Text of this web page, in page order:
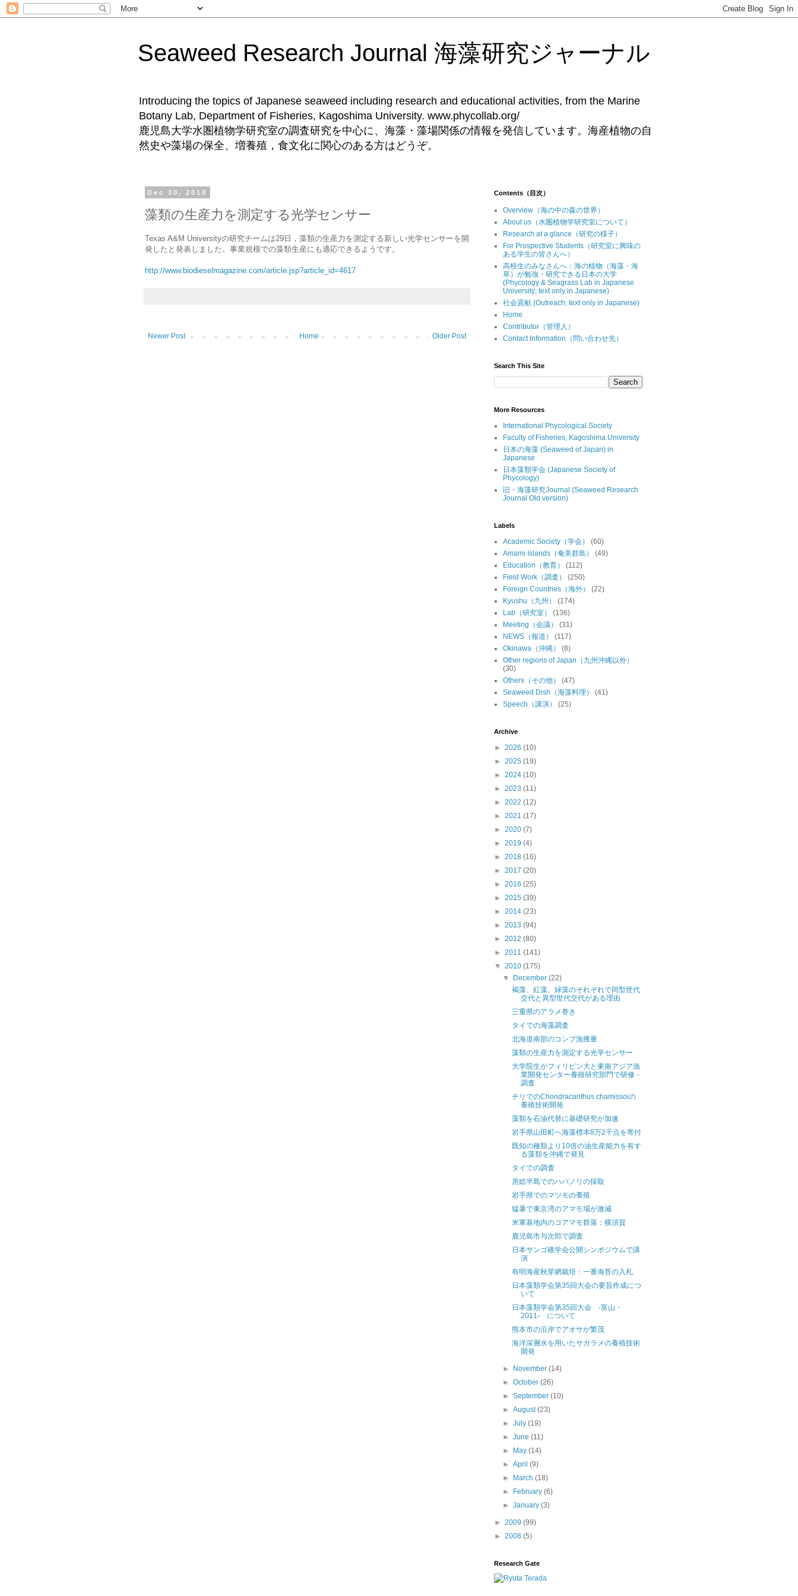
Seaweed Research Journal 海藻研究ジャーナル
Introducing the topics of Japanese seaweed including research and educational activities, from the Marine
Botany Lab, Department of Fisheries, Kagoshima University. www.phycollab.org/
鹿児島大学水圏植物学研究室の調査研究を中心に、海藻・藻場関係の情報を発信しています。海産植物の自
然史や藻場の保全、増養殖，食文化に関心のある方はどうぞ。
Dec 30, 2010
藻類の生産力を測定する光学センサー
Texas A&M Universityの研究チームは29日，藻類の生産力を測定する新しい光学センサーを開
発したと発表しました。事業規模での藻類生産にも適応できるようです。
http://www.biodieselmagazine.com/article.jsp?article_id=4617
Newer Post Older Post
Home
Contents（目次）
Overview（海の中の森の世界）
About us（水圏植物学研究室について）
Research at a glance（研究の様子）
For Prospective Students（研究室に興味の
ある学生の皆さんへ）
高校生のみなさんへ：海の植物（海藻・海
草）が勉強・研究できる日本の大学
(Phycology & Seagrass Lab in Japanese
University; text only in Japanese)
社会貢献 (Outreach; text only in Japanese)
Home
Contributor（管理人）
Contact Information（問い合わせ先）
Search This Site
More Resources
International Phycological Society
Faculty of Fisheries, Kagoshima University
日本の海藻 (Seaweed of Japan) in
Japanese
日本藻類学会 (Japanese Society of
Phycology)
旧・海藻研究Journal (Seaweed Research
Journal Old version)
Labels
Academic Society（学会）
(60)
Amami Islands（奄美群島）
(49)
Education（教育）
(112)
Field Work（調査）
(250)
Foreign Countries（海外）
(22)
Kyushu（九州）
(174)
Lab（研究室）
(136)
Meeting（会議）
(31)
NEWS（報道）
(117)
Okinawa（沖縄）
(8)
Other regions of Japan（九州沖縄以外）
(30)
Others（その他）
(47)
Seaweed Dish（海藻料理）
(41)
Speech（講演）
(25)
Archive
► 2026 (10)
► 2025 (19)
► 2024 (10)
► 2023 (11)
► 2022 (12)
► 2021 (17)
► 2020 (7)
► 2019 (4)
► 2018 (16)
► 2017 (20)
► 2016 (25)
► 2015 (39)
► 2014 (23)
► 2013 (94)
► 2012 (80)
► 2011 (141)
▼ 2010 (175)
▼
December(22)
褐藻、紅藻、緑藻のそれぞれで同型世代
交代と異型世代交代がある理由
三重県のアラメ巻き
タイでの海藻調査
北海道南部のコンブ漁獲量
藻類の生産力を測定する光学センサー
大学院生がフィリピン大と東南アジア漁
業開発センター養殖研究部門で研修・
調査
チリでのChondracanthus chamissoiの
養殖技術開発
藻類を石油代替に基礎研究が加速
岩手県山田町へ海藻標本8万2千点を寄付
既知の種類より10倍の油生産能力を有す
る藻類を沖縄で発見
タイでの調査
房総半島でのハバノリの採取
岩手県でのマツモの養殖
猛暑で東京湾のアマモ場が激減
米軍基地内のコアマモ群落：横須賀
鹿児島市与次郎で調査
日本サンゴ礁学会公開シンポジウムで講
演
有明海産秋芽網栽培：一番海苔の入札
日本藻類学会第35回大会の要旨作成につ
いて
日本藻類学会第35回大会 -富山・
2011- について
熊本市の沿岸でアオサが繁茂
海洋深層水を用いたサガラメの養殖技術
開発
► November(14)
►October(26)
►September(10)
►August(23)
►July(19)
►June(11)
►
May(14)
►April(9)
►
March(18)
►
February(6)
►January(3)
► 2009 (99)
► 2008 (5)
Research Gate